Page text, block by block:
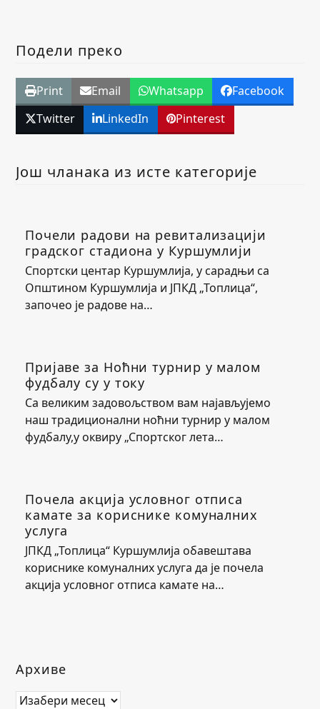
Подели преко
Print Email Whatsapp
Facebook
Twitter
LinkedIn Pinterest
Још чланака из исте категорије
Почели радови на ревитализацији
градског стадиона у Куршумлији
Спортски центар Куршумлија, у сарадњи са
Општином Куршумлија и ЈПКД „Топлица“,
започео је радове на…
Пријаве за Ноћни турнир у малом
фудбалу су у току
Са великим задовољством вам најављујемо
наш традиционални ноћни турнир у малом
фудбалу,у оквиру „Спортског лета…
Почела акција условног отписа
камате за кориснике комуналних
услуга
ЈПКД „Топлица“ Куршумлија обавештава
кориснике комуналних услуга да је почела
акција условног отписа камате на…
Архиве
Архиве